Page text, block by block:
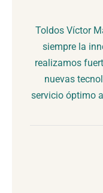
Toldos Víctor
siempre la
realizamos
nuevas
servicio óptimo